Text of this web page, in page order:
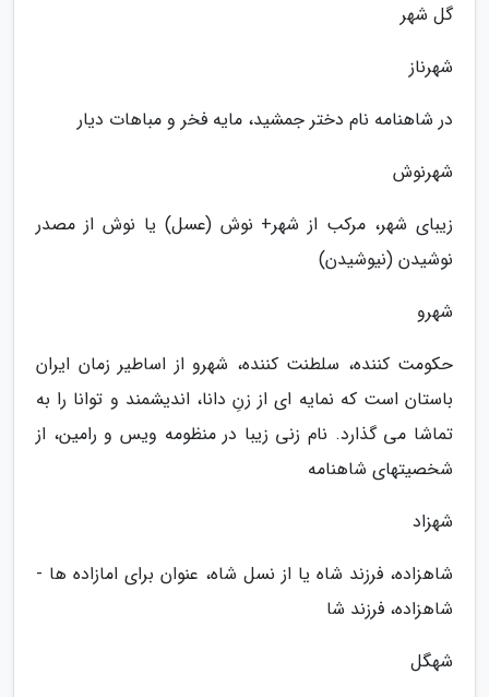
گل شهر
شهرناز
در شاهنامه نام دختر جمشید، مایه فخر و مباهات دیار
شهرنوش
زیبای شهر، مرکب از شهر+ نوش (عسل) یا نوش از مصدر
نوشیدن (نیوشیدن)
شهرو
حکومت کننده، سلطنت کننده، شهرو از اساطیر زمان ایران
باستان است که نمایه ای از زنِ دانا، اندیشمند و توانا را به
تماشا می گذارد. نام زنی زیبا در منظومه ویس و رامین، از
شخصیتهای شاهنامه
شهزاد
شاهزاده، فرزند شاه یا از نسل شاه، عنوان برای امازاده ها -
شاهزاده، فرزند شا
شهگل